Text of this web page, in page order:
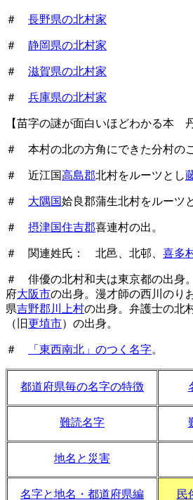
＃ 長野県の北村家
＃ 静岡県の北村家
＃ 滋賀県の北村家
＃ 兵庫県の北村家
【苗字の謎が面白いほどわかる本
＃ 本村の北の方角にできた分村のこ
＃ 近江国高島郡北村をルーツとし
＃ 大隅国姶良郡蒲生北村をルーツ
＃ 摂津国住吉郡喜連村の出。
＃ 関連姓氏： 北邑、北邨、 喜多
＃ 俳優の北村和夫は東京都の出身
府大阪市の出身。漫才師の西川のり
県吉野郡川上村の出身。弁護士の北
（旧更埴市）の出身。
＃ 「東西南北」のつく名字。
都道府県毎の名字の特徴
難読名字
地名と災害
名字と地名・都道府県編 民